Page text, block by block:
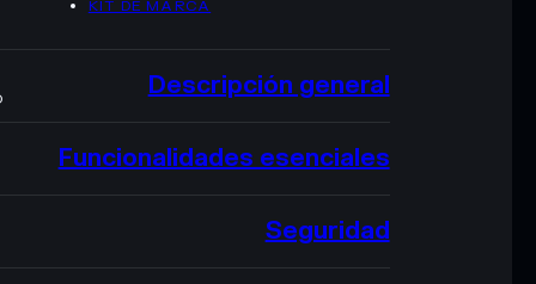
KIT DE MARCA
Descripción general
Funcionalidades esenciales
Seguridad